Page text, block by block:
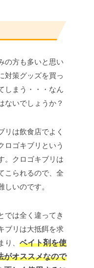
の方も多いと思い
対策グッズを買っ
しまう・・・なん
ないでしょうか？
リは飲食店でよく
ロゴキブリという
。クロゴキブリは
こられるので、全
しいのです。
では全く違ってき
ブリは大抵餌を求
、 ベイト剤を使
がオススメなので